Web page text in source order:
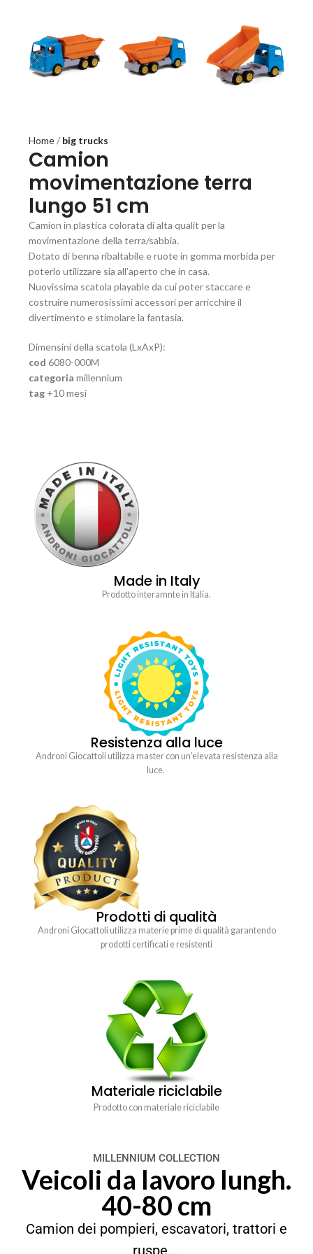
Home big trucks
Camion
movimentazione terra
lungo 51 cm
Camion in plastica colorata di alta qualit per la
movimentazione della terra/sabbia.
Dotato di benna ribaltabile e ruote in gomma morbida per
poterlo utilizzare sia all’aperto che in casa.
Nuovissima scatola playable da cui poter staccare e
costruire numerosissimi accessori per arricchire il
divertimento e stimolare la fantasia.
Dimensini della scatola (LxAxP):
cod6080-000M
categoria millennium
tag +10 mesi
Made in Italy
Prodotto interamnte in Italia.
Resistenza alla luce
Androni Giocattoli utilizza master con un’elevata resistenza alla
luce.
Prodotti di qualità
Androni Giocattoli utilizza materie prime di qualità garantendo
prodotti certificati e resistenti
Materiale riciclabile
Prodotto con materiale riciclabile
MILLENNIUM COLLECTION
Veicoli da lavoro lungh.
40-80 cm
Camion dei pompieri, escavatori, trattori e
ruspe….